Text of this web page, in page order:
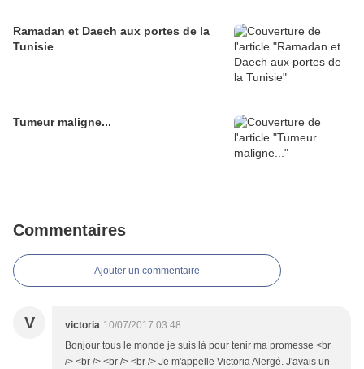
Ramadan et Daech aux portes de la
Tunisie
Tumeur maligne...
Commentaires
Ajouter un commentaire
V victoria 10/07/2017 03:48
Bonjour tous le monde je suis là pour tenir ma promesse <br
/> <br /> <br /> <br /> Je m'appelle Victoria Alergé. J'avais un